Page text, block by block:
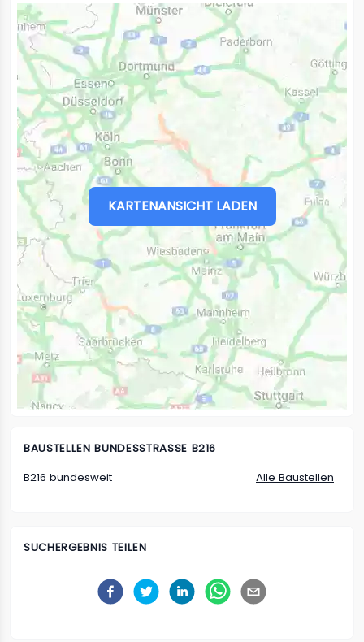
KARTENANSICHT LADEN
BAUSTELLENBUNDESSTRASSE B216
B216 bundesweit
Alle Baustellen
SUCHERGEBNIS TEILEN